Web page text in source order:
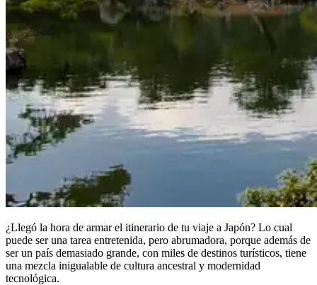
¿Llegó la hora de armar el itinerario de tu viaje a Japón? Lo cual
puede ser una tarea entretenida, pero abrumadora, porque además de
ser un país demasiado grande, con miles de destinos turísticos, tiene
una mezcla inigualable de cultura ancestral y modernidad
tecnológica.